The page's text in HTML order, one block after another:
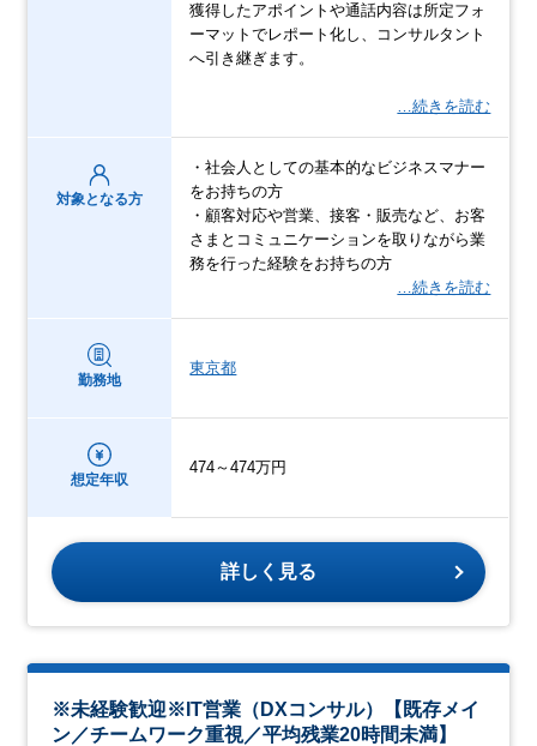
獲得したアポイントや通話内容は所定フォ
ーマットでレポート化し、コンサルタント
へ引き継ぎます。
…続きを読む
対象となる方
・社会人としての基本的なビジネスマナー
をお持ちの方
・顧客対応や営業、接客・販売など、お客
さまとコミュニケーションを取りながら業
務を行った経験をお持ちの方
…続きを読む
勤務地
東京都
想定年収
474～474万円
詳しく見る
※未経験歓迎※IT営業（DXコンサル）【既存メイ
ン／チームワーク重視／平均残業20時間未満】